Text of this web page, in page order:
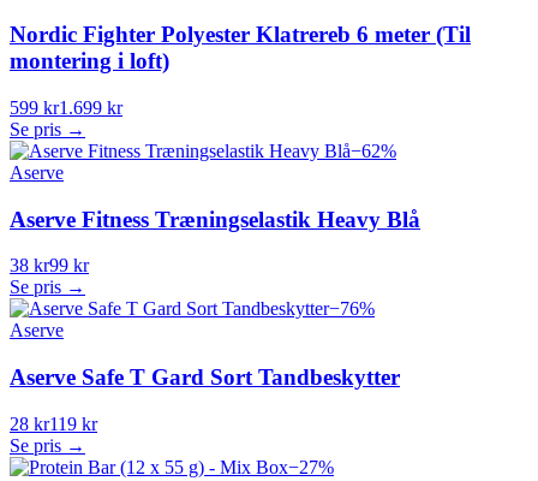
Nordic Fighter Polyester Klatrereb 6 meter (Til
montering i loft)
599 kr1.699 kr
Se pris →
−62%
Aserve
Aserve Fitness Træningselastik Heavy Blå
38 kr99 kr
Se pris →
−76%
Aserve
Aserve Safe T Gard Sort Tandbeskytter
28 kr119 kr
Se pris →
−27%